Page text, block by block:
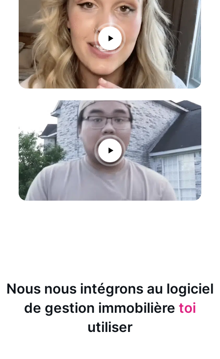
Nous nous intégrons au logiciel
de gestion immobilière toi
utiliser